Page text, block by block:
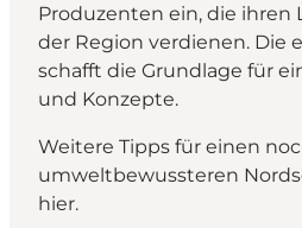
Produzenten ein, die ihren
der Region verdienen. Die
schafft die Grundlage für
und Konzepte.
Weitere Tipps für einen
umweltbewussteren
hier.